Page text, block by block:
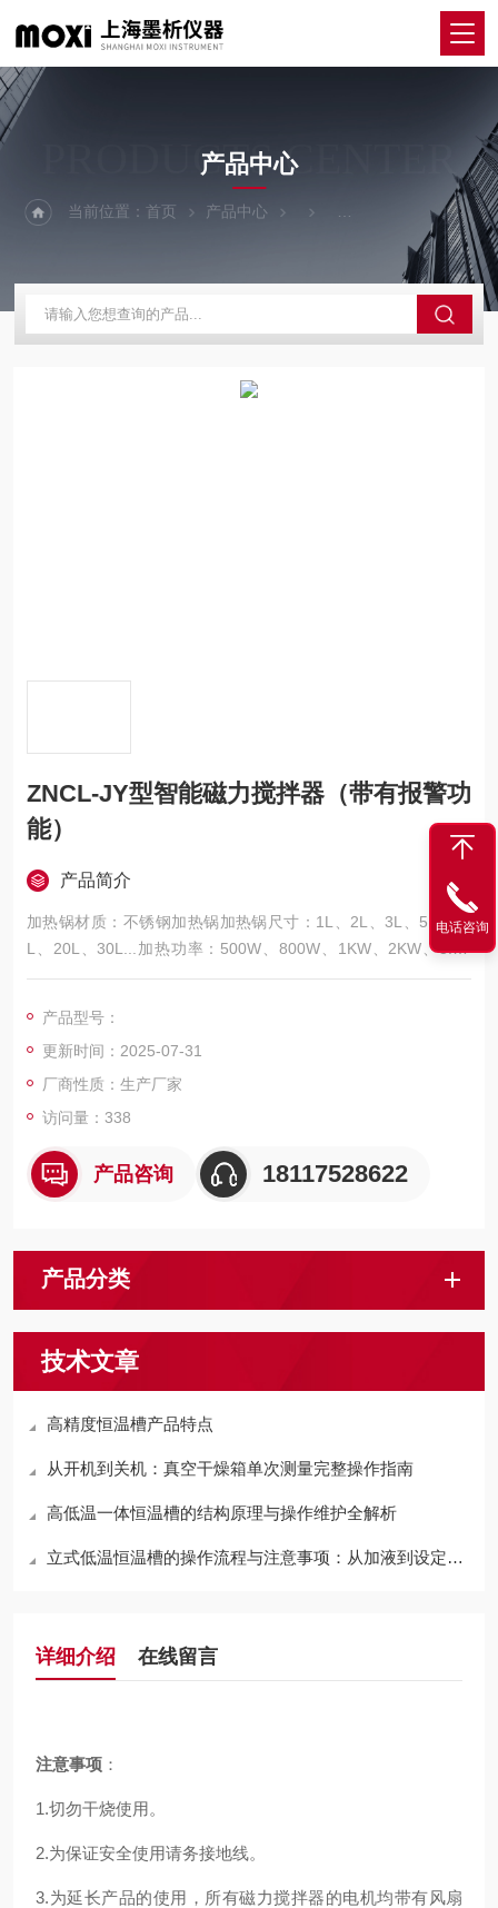
PRODUCTS CENTER
产品中心
当前位置：首页 产品中心 磁力（加热锅）搅拌器
ZNCL-JY型智能磁力搅拌器（带有报警功
能）
产品简介
加热锅材质：不锈钢加热锅加热锅尺寸：1L、2L、3L、5L、10
L、20L、30L...加热功率：500W、800W、1KW、2KW、3.5K
W、4.5KW、5KW...控温范围：室温—250℃控温精度：±0.1℃转
产品型号：
更新时间：2025-07-31
厂商性质：生产厂家
访问量：338
产品咨询 18117528622
产品分类
技术文章
高精度恒温槽产品特点
从开机到关机：真空干燥箱单次测量完整操作指南
高低温一体恒温槽的结构原理与操作维护全解析
立式低温恒温槽的操作流程与注意事项：从加液到设定的完整指南
详细介绍 在线留言
注意事项 ：
1.切勿干烧使用。
2.为保证安全使用请务接地线。
3.为延长产品的使用，所有磁力搅拌器的电机均带有风扇
电话咨询